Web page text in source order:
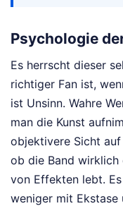
Psychologie
Es herrscht dieser
richtiger Fan ist,
ist Unsinn. Wahre
man die Kunst
objektivere Sicht
ob die Band
von Effekten lebt.
weniger mit